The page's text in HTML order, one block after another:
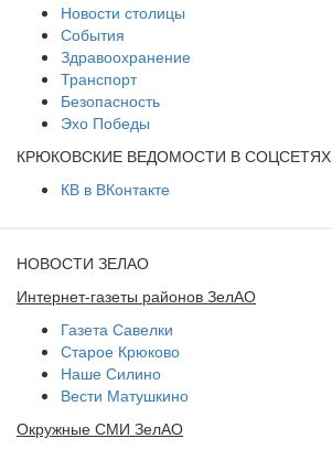
Новости столицы
События
Здравоохранение
Транспорт
Безопасность
Эхо Победы
КРЮКОВСКИЕ ВЕДОМОСТИ В СОЦСЕТЯХ
КВ в ВКонтакте
НОВОСТИ ЗЕЛАО
Интернет-газеты районов ЗелАО
Газета Савелки
Старое Крюково
Наше Силино
Вести Матушкино
Окружные СМИ ЗелАО